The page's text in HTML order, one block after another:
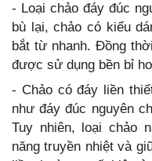
- Loại chảo đáy đúc
bù lại, chảo có kiểu
bắt từ nhanh. Đồng
được sử dụng bền bỉ
- Chảo có đáy liền
như đáy đúc nguyên
Tuy nhiên, loại chảo
năng truyền nhiệt và